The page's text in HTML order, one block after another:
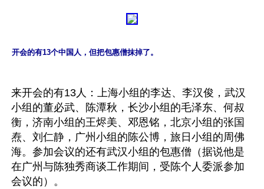
开会的有13个中国人，但把包惠僧抹掉了。
来开会的有13人：上海小组的李达、李汉俊，武汉
小组的董必武、陈潭秋，长沙小组的毛泽东、何叔
衡，济南小组的王烬美、邓恩铭，北京小组的张国
焘、刘仁静，广州小组的陈公博，旅日小组的周佛
海。参加会议的还有武汉小组的包惠僧（据说他是
在广州与陈独秀商谈工作期间，受陈个人委派参加
会议的）。